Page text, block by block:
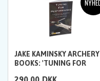
JAKE KAMINSKY ARCHERY
BOOKS: 'TUNING FOR